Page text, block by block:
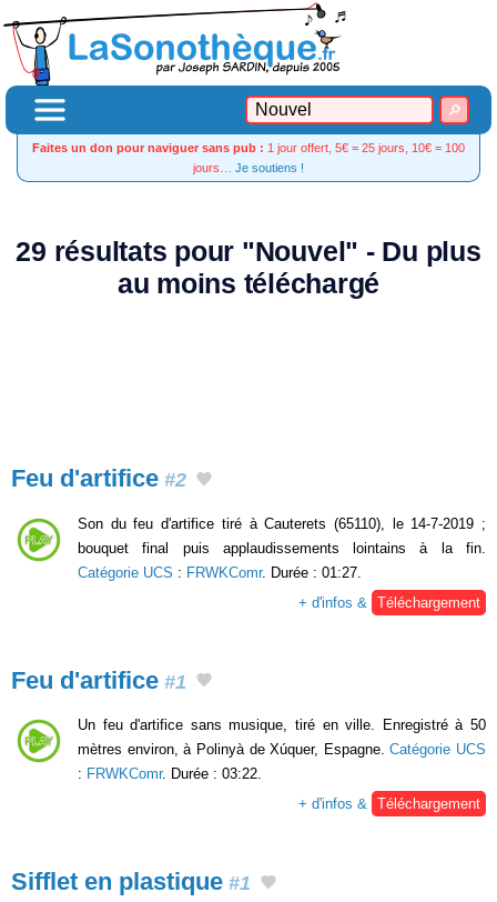
Faites un don pour naviguer sans pub : 1 jour offert, 5€ = 25 jours, 10€ = 100
jours… Je soutiens !
29 résultats pour "Nouvel" - Du plus
au moins téléchargé
Feu d'artifice #2
Son du feu d'artifice tiré à Cauterets (65110), le 14-7-2019 ;
bouquet final puis applaudissements lointains à la fin.
Catégorie UCS : FRWKComr. Durée : 01:27.
+ d'infos &
Téléchargement
Feu d'artifice #1
Un feu d'artifice sans musique, tiré en ville. Enregistré à 50
mètres environ, à Polinyà de Xúquer, Espagne.Catégorie UCS
: FRWKComr. Durée : 03:22.
+ d'infos & Téléchargement
Sifflet en plastique #1